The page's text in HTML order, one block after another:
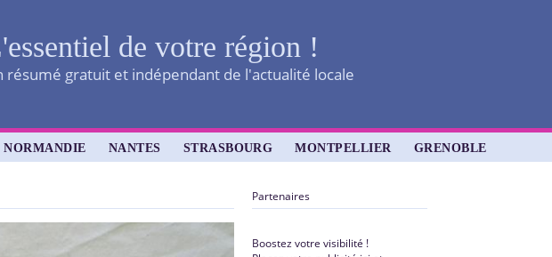
de votre région !
résumé gratuit et indépendant de l'actualité locale
NORMANDIE NANTES STRASBOURG MONTPELLIER GRENOBLE
Partenaires
Boostez votre visibilité !